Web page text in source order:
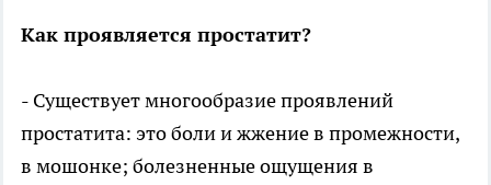
Как проявляется простатит?
- Существует многообразие проявлений
простатита: это боли и жжение в промежности,
в мошонке; болезненные ощущения в